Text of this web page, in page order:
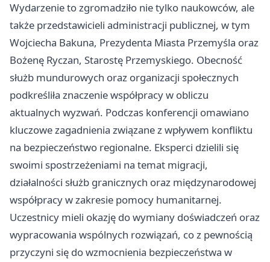
Wydarzenie to zgromadziło nie tylko naukowców, ale
także przedstawicieli administracji publicznej, w tym
Wojciecha Bakuna, Prezydenta Miasta Przemyśla oraz
Bożenę Ryczan, Starostę Przemyskiego. Obecność
służb mundurowych oraz organizacji społecznych
podkreśliła znaczenie współpracy w obliczu
aktualnych wyzwań. Podczas konferencji omawiano
kluczowe zagadnienia związane z wpływem konfliktu
na bezpieczeństwo regionalne. Eksperci dzielili się
swoimi spostrzeżeniami na temat migracji,
działalności służb granicznych oraz międzynarodowej
współpracy w zakresie pomocy humanitarnej.
Uczestnicy mieli okazję do wymiany doświadczeń oraz
wypracowania wspólnych rozwiązań, co z pewnością
przyczyni się do wzmocnienia bezpieczeństwa w